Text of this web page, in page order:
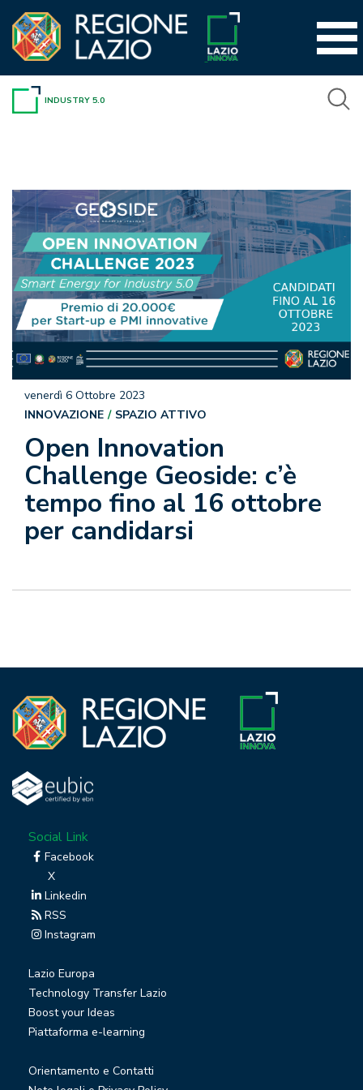
contenuto
INDUSTRY 5.0
Open Innovation
Challenge Geoside: c’è
tempo fino al 16 ottobre
per candidarsi
venerdì 6 Ottobre 2023
INNOVAZIONE
SPAZIO ATTIVO
Social Link
Facebook
X
Linkedin
RSS
Instagram
Lazio Europa
Technology Transfer Lazio
Boost your Ideas
Piattaforma e-learning
Orientamento e Contatti